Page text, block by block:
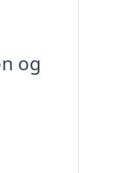
og